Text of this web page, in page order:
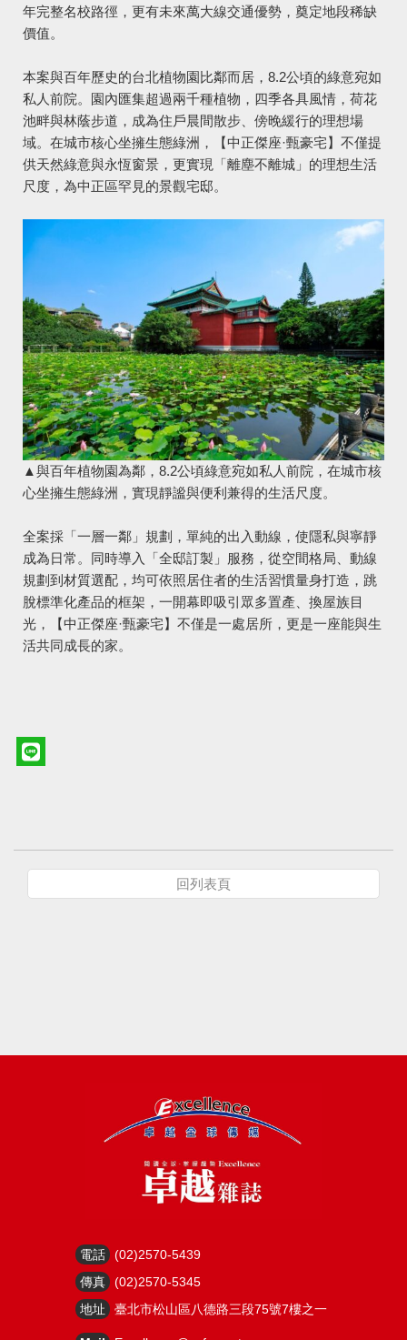
年完整名校路徑，更有未來萬大線交通優勢，奠定地段稀缺
價值。
本案與百年歷史的台北植物園比鄰而居，8.2公頃的綠意宛如
私人前院。園內匯集超過兩千種植物，四季各具風情，荷花
池畔與林蔭步道，成為住戶晨間散步、傍晚緩行的理想場
域。在城市核心坐擁生態綠洲，【中正傑座·甄豪宅】不僅提
供天然綠意與永恆窗景，更實現「離塵不離城」的理想生活
尺度，為中正區罕見的景觀宅邸。
▲與百年植物園為鄰，8.2公頃綠意宛如私人前院，在城市核
心坐擁生態綠洲，實現靜謐與便利兼得的生活尺度。
全案採「一層一鄰」規劃，單純的出入動線，使隱私與寧靜
成為日常。同時導入「全邸訂製」服務，從空間格局、動線
規劃到材質選配，均可依照居住者的生活習慣量身打造，跳
脫標準化產品的框架，一開幕即吸引眾多置產、換屋族目
光，【中正傑座·甄豪宅】不僅是一處居所，更是一座能與生
活共同成長的家。
回列表頁
電話
(02)2570-5439
傳真
(02)2570-5345
地址
臺北市松山區八德路三段75號7樓之一